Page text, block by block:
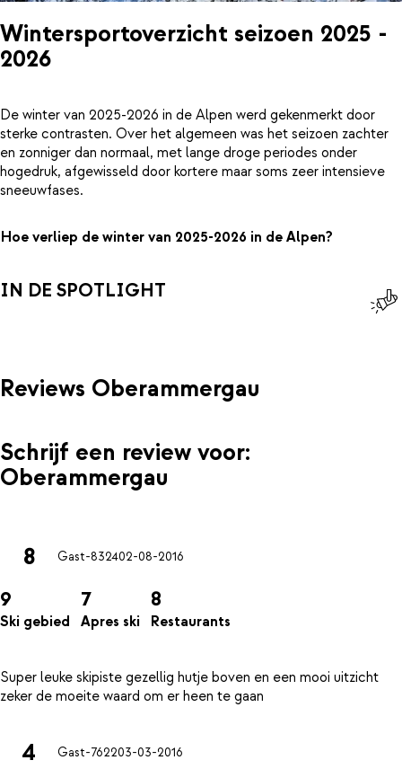
Wintersportoverzicht seizoen 2025 -
2026
De winter van 2025-2026 in de Alpen werd gekenmerkt door
sterke contrasten. Over het algemeen was het seizoen zachter
en zonniger dan normaal, met lange droge periodes onder
hogedruk, afgewisseld door kortere maar soms zeer intensieve
sneeuwfases.
Hoe verliep de winter van 2025-2026 in de Alpen?
IN DE SPOTLIGHT
Reviews Oberammergau
Schrijf een review voor:
Oberammergau
8 Gast-832402-08-2016
9
Ski gebied
7
Apres ski
8
Restaurants
Super leuke skipiste gezellig hutje boven en een mooi uitzicht
4 Gast-762203-03-2016